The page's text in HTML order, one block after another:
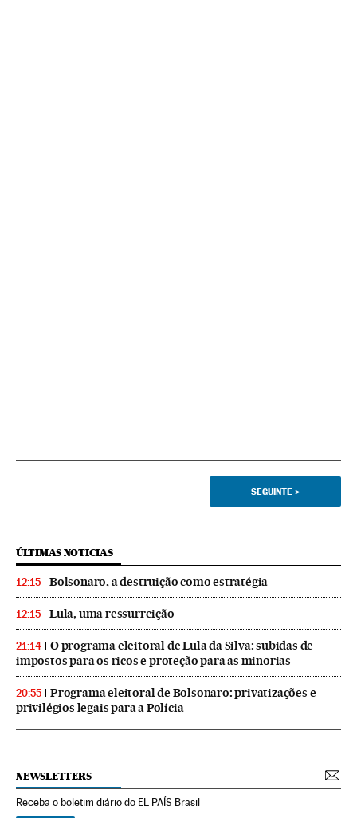
SEGUINTE >
ÚLTIMAS NOTICIAS
12:15 Bolsonaro, a destruição como estratégia
12:15 Lula, uma ressurreição
21:14
O programa eleitoral de Lula da Silva: subidas de
impostos para os ricos e proteção para as minorias
20:55
Programa eleitoral de Bolsonaro: privatizações e
privilégios legais para a Polícia
NEWSLETTERS
Receba o boletim diário do EL PAÍS Brasil